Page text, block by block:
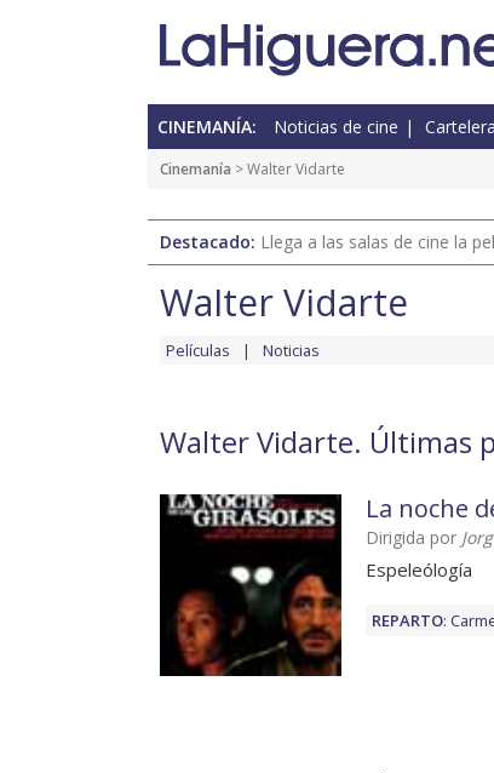
CINEMANÍA: Noticias de cine Cartelera
Cinemanía > Walter Vidarte
Destacado: Llega a las salas de cine la
Walter Vidarte
Películas Noticias
Walter Vidarte. Últimas
La noche
Dirigida por
Espeleólogía
REPARTO: